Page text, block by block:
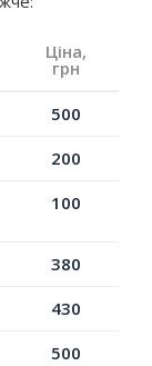
Ціна,
грн
500
200
100
380
430
500